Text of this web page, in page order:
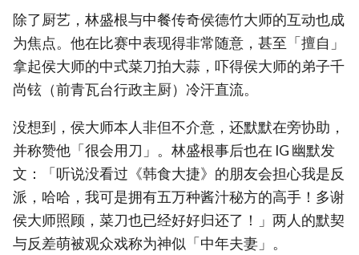
除了厨艺，林盛根与中餐传奇侯德竹大师的互动也成
为焦点。他在比赛中表现得非常随意，甚至「擅自」
拿起侯大师的中式菜刀拍大蒜，吓得侯大师的弟子千
尚铉（前青瓦台行政主厨）冷汗直流。
没想到，侯大师本人非但不介意，还默默在旁协助，
并称赞他「很会用刀」。林盛根事后也在 IG 幽默发
文：「听说没看过《韩食大捷》的朋友会担心我是反
派，哈哈，我可是拥有五万种酱汁秘方的高手！多谢
侯大师照顾，菜刀也已经好好归还了！」两人的默契
与反差萌被观众戏称为神似「中年夫妻」。